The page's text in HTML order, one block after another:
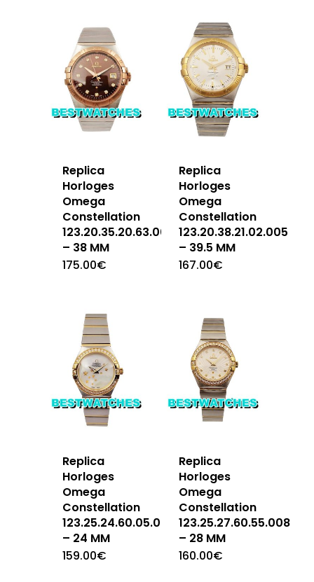
Replica
Horloges
Omega
Constellation
123.20.35.20.63.001
– 38 MM
175.00€
Replica
Horloges
Omega
Constellation
123.20.38.21.02.005
– 39.5 MM
167.00€
Replica
Horloges
Omega
Constellation
123.25.24.60.05.001
– 24 MM
159.00€
Replica
Horloges
Omega
Constellation
123.25.27.60.55.008
– 28 MM
160.00€